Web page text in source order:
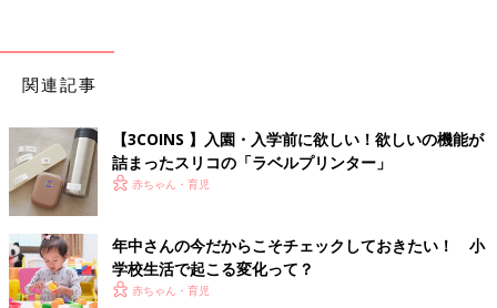
のお世話をして「なぜ？」を見つけたり、ゲームなどを通して根
なかには「年長さんになったばかりなのに、もう入学準備？」と
思ったママやパパもいるかも知れません。しかし年長さんの１年
はあっという間です。
就学時健診など予定がいっぱいです。「あれも教えないと！ こ
れも教えないと！」とあせる前に、春から余裕をもって入学準備
を進めてみてはいかがでしょうか。
関連記事
【3COINS 】入園・入学前に欲しい！欲しいの機能が
詰まったスリコの「ラベルプリンター」
赤ちゃん・育児
年中さんの今だからこそチェックしておきたい！ 小
学校生活で起こる変化って？
赤ちゃん・育児